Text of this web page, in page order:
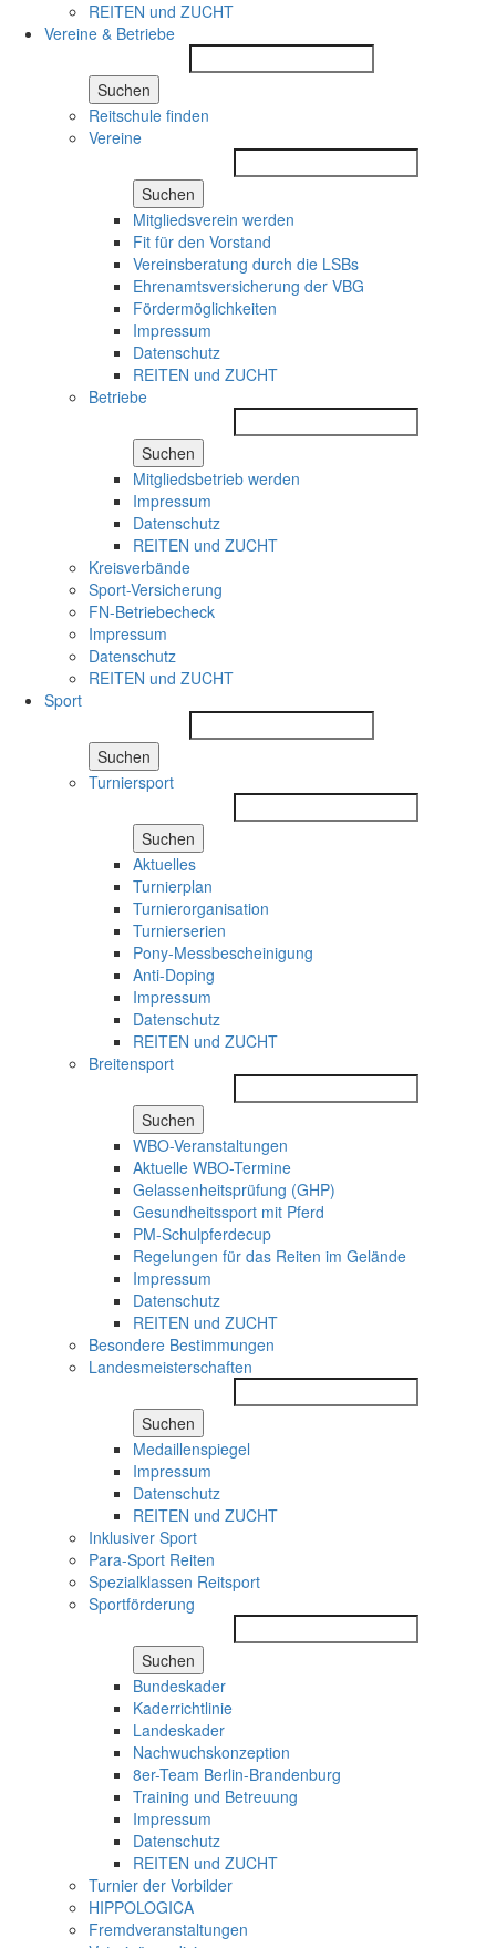
REITEN und ZUCHT
Vereine & Betriebe
Suchen
Reitschule finden
Vereine
Suchen
Mitgliedsverein werden
Fit für den Vorstand
Vereinsberatung durch die LSBs
Ehrenamtsversicherung der VBG
Fördermöglichkeiten
Impressum
Datenschutz
REITEN und ZUCHT
Betriebe
Suchen
Mitgliedsbetrieb werden
Impressum
Datenschutz
REITEN und ZUCHT
Kreisverbände
Sport-Versicherung
FN-Betriebecheck
Impressum
Datenschutz
REITEN und ZUCHT
Sport
Suchen
Turniersport
Suchen
Aktuelles
Turnierplan
Turnierorganisation
Turnierserien
Pony-Messbescheinigung
Anti-Doping
Impressum
Datenschutz
REITEN und ZUCHT
Breitensport
Suchen
WBO-Veranstaltungen
Aktuelle WBO-Termine
Gelassenheitsprüfung (GHP)
Gesundheitssport mit Pferd
PM-Schulpferdecup
Regelungen für das Reiten im Gelände
Impressum
Datenschutz
REITEN und ZUCHT
Besondere Bestimmungen
Landesmeisterschaften
Suchen
Medaillenspiegel
Impressum
Datenschutz
REITEN und ZUCHT
Inklusiver Sport
Para-Sport Reiten
Spezialklassen Reitsport
Sportförderung
Suchen
Bundeskader
Kaderrichtlinie
Landeskader
Nachwuchskonzeption
8er-Team Berlin-Brandenburg
Training und Betreuung
Impressum
Datenschutz
REITEN und ZUCHT
Turnier der Vorbilder
HIPPOLOGICA
Fremdveranstaltungen